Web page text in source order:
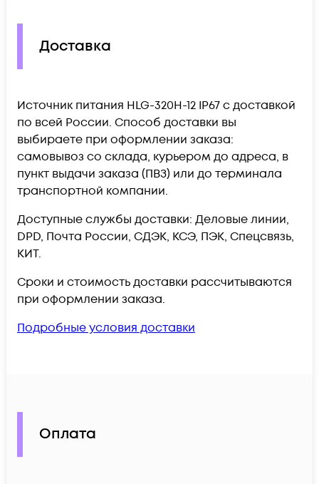
Доставка
Источник питания HLG-320H-12 IP67 c доставкой
по всей России. Способ доставки вы
выбираете при оформлении заказа:
самовывоз со склада, курьером до адреса, в
пункт выдачи заказа (ПВЗ) или до терминала
транспортной компании.
Доступные службы доставки: Деловые линии,
DPD, Почта России, СДЭК, КСЭ, ПЭК, Спецсвязь,
КИТ.
Сроки и стоимость доставки рассчитываются
при оформлении заказа.
Подробные условия доставки
Оплата